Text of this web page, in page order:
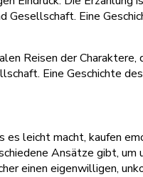
Gesellschaft. Eine
Reisen der Charaktere,
Eine Geschichte
leicht macht, kaufen
Ansätze gibt, um
einen eigenwilligen,